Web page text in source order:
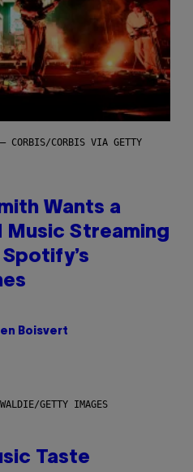
– CORBIS/CORBIS VIA GETTY
Wants a
Music Streaming
Boisvert
GETTY IMAGES
Taste